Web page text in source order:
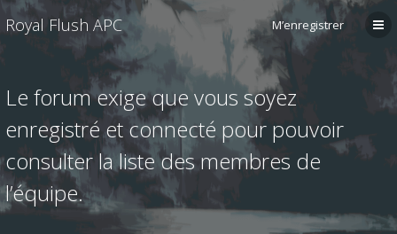
Royal Flush APC M’enregistrer
Le forum exige que vous soyez
enregistré et connecté pour pouvoir
consulter la liste des membres de
l’équipe.